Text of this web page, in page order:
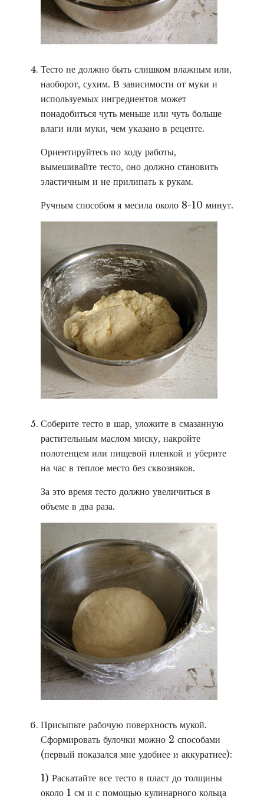
Тесто не должно быть слишком влажным или,
наоборот, сухим. В зависимости от муки и
используемых ингредиентов может
понадобиться чуть меньше или чуть больше
влаги или муки, чем указано в рецепте.
Ориентируйтесь по ходу работы,
вымешивайте тесто, оно должно становить
эластичным и не прилипать к рукам.
Ручным способом я месила около 8-10 минут.
Соберите тесто в шар, уложите в смазанную
растительным маслом миску, накройте
полотенцем или пищевой пленкой и уберите
на час в теплое место без сквозняков.
За это время тесто должно увеличиться в
объеме в два раза.
Присыпьте рабочую поверхность мукой.
Сформировать булочки можно 2 способами
(первый показался мне удобнее и аккуратнее):
1) Раскатайте все тесто в пласт до толщины
около 1 см и с помощью кулинарного кольца